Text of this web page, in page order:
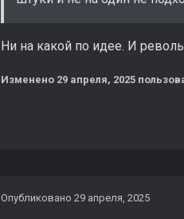
Ни на какой по идее. И
Изменено 29 апреля, 2025
Опубликовано 29 апреля, 2025